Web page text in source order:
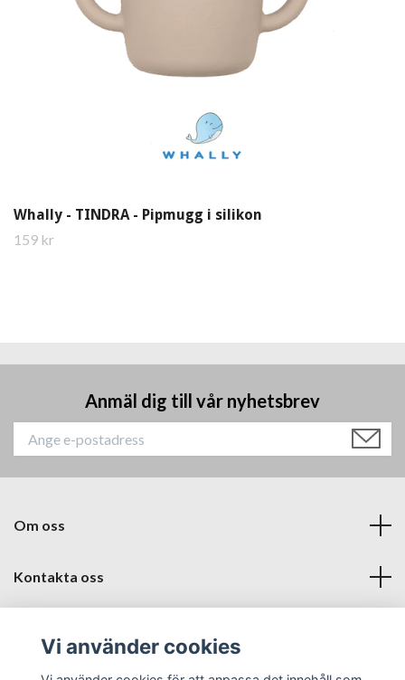
Whally - TINDRA - Pipmugg i silikon
159 kr
Anmäl dig till vår nyhetsbrev
Om oss
Kontakta oss
Vi använder cookies